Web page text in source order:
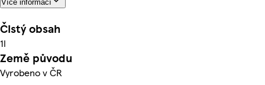
Více informací
Čistý obsah
1l
Země původu
Vyrobeno v ČR